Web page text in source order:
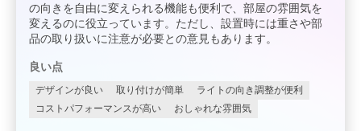
の向きを自由に変えられる機能も便利で、部屋の雰囲気を
変えるのに役立っています。ただし、設置時には重さや部
品の取り扱いに注意が必要との意見もあります。
良い点
デザインが良い 取り付けが簡単
ライトの向き調整が便利
コストパフォーマンスが高い
おしゃれな雰囲気